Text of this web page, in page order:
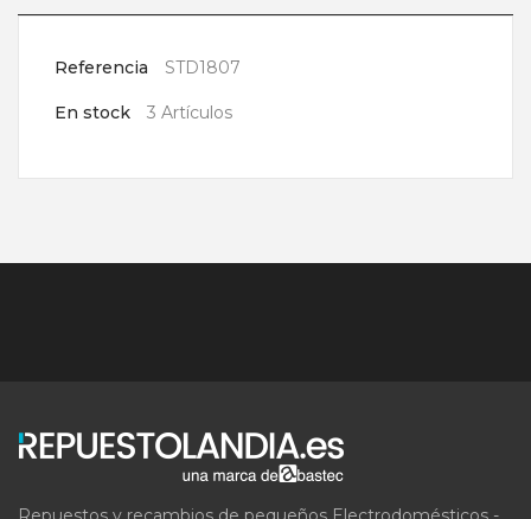
Referencia STD1807
En stock 3 Artículos